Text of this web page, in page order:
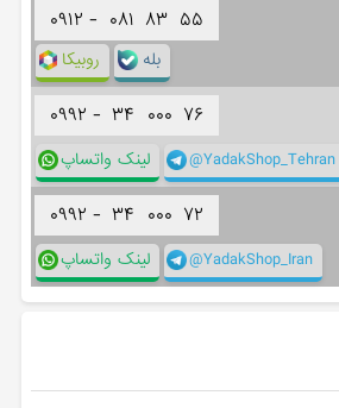
۰۹۱۲ - ۰۸۱ ۸۳ ۵۵
روبیکا بله
۰۹۹۲ - ۳۴ ۰۰۰ ۷۶
لینک واتساپ @YadakShop_Tehran
۰۹۹۲ - ۳۴ ۰۰۰ ۷۲
لینک واتساپ @YadakShop_Iran